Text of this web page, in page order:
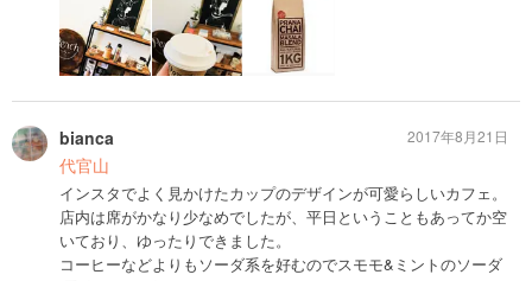
bianca
代官山
インスタでよく見かけたカップのデザインが可愛らしいカフェ。
店内は席がかなり少なめでしたが、平日ということもあってか空
いており、ゆったりできました。
コーヒーなどよりもソーダ系を好むのでスモモ&ミントのソーダ
2017年8月21日